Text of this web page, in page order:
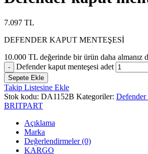
7.097 TL
DEFENDER KAPUT MENTEŞESİ
10.000 TL değerinde bir ürün daha almanız
Defender kaput menteşesi adet
Sepete Ekle
Takip Listesine Ekle
Stok kodu: DA1152B Kategoriler: Defender
BRITPART
Açıklama
Marka
Değerlendirmeler (0)
KARGO